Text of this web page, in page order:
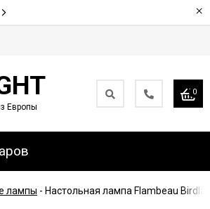
×
Европы
0
лампы - Настольная лампа Flambeau